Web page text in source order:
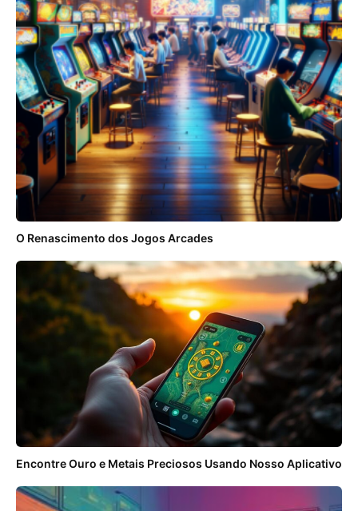
O Renascimento dos Jogos Arcades
Encontre Ouro e Metais Preciosos Usando Nosso Aplicativo